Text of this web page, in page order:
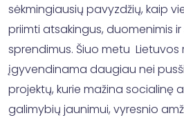
sėkmingiausių pavyzdžių, kaip
priimti atsakingus, duomenimis
sprendimus. Šiuo metu Lietuvos
įgyvendinama daugiau nei
projektų, kurie mažina socialinę
galimybių jaunimui, vyresnio